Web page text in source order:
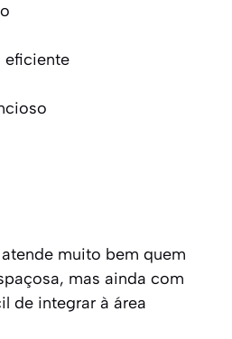
eficiente
muito bem quem
mas ainda com
de integrar à área